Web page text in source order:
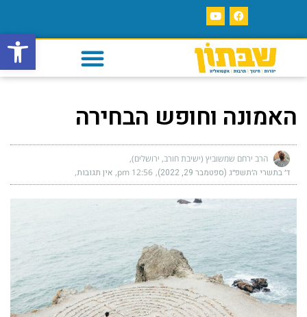
פתח
האמונה וחופש הבחירה
הרב ירחם שמשוביץ (ישיבת חורב, ירושלים)
ד׳ בתשרי ה׳תשפ״ג (ספטמבר 29, 2022) 12:56 pm אין תגובות